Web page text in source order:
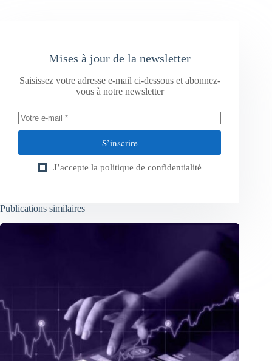
Mises à jour de la newsletter
Saisissez votre adresse e-mail ci-dessous et abonnez-
vous à notre newsletter
S’inscrire
J’accepte la politique de confidentialité
Publications similaires